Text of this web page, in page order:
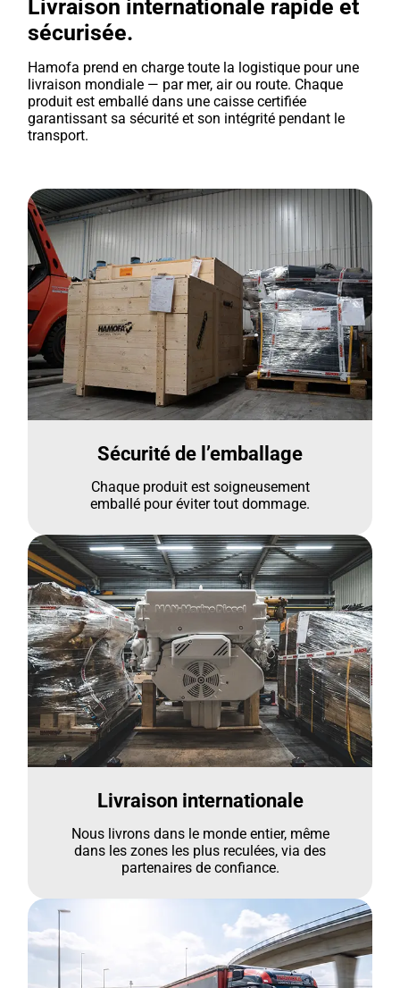
Livraison internationale rapide et
sécurisée.
Hamofa prend en charge toute la logistique pour une
livraison mondiale — par mer, air ou route. Chaque
produit est emballé dans une caisse certifiée
garantissant sa sécurité et son intégrité pendant le
transport.
Sécurité de l’emballage
Chaque produit est soigneusement
emballé pour éviter tout dommage.
Livraison internationale
Nous livrons dans le monde entier, même
dans les zones les plus reculées, via des
partenaires de confiance.